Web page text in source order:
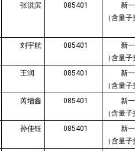
张洪滨 085401
新
（含量
刘宇航 085401
新
（含量
王润 085401
新
（含量
芮增鑫 085401
新
（含量
孙佳钰 085401
新
（含量